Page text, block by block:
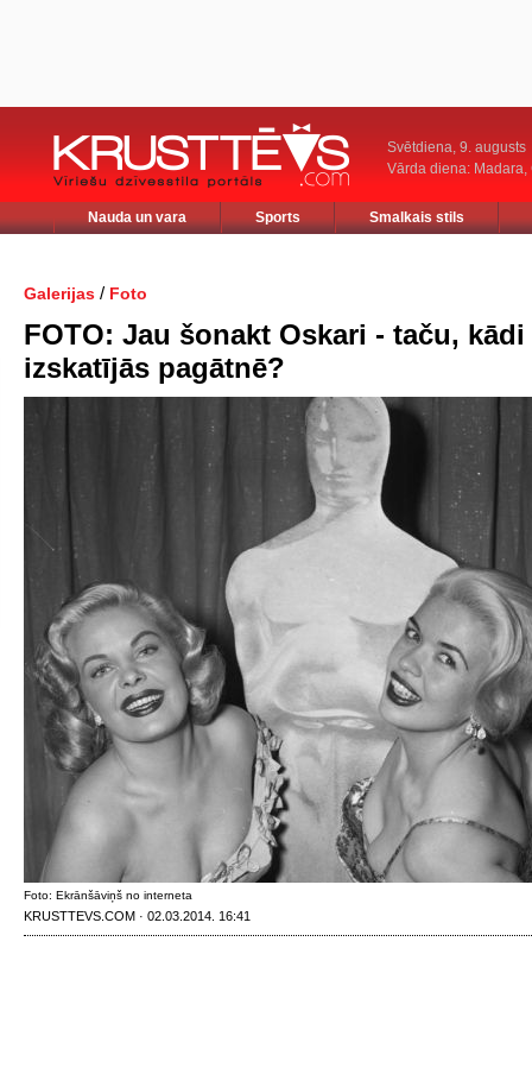
Svētdiena, 9. augusts
Vārda diena: Madara,
Nauda un vara Sports Smalkais stils
Galerijas / Foto
FOTO: Jau šonakt Oskari - taču,
izskatījās pagātnē?
Foto: Ekrānšāviņš no interneta
KRUSTTEVS.COM · 02.03.2014. 16:41